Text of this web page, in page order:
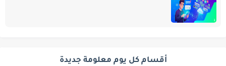
أقسام كل يوم معلومة جديدة